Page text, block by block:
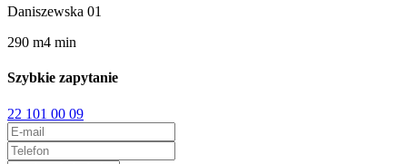
Daniszewska 01
290 m4 min
Szybkie zapytanie
22 101 00 09